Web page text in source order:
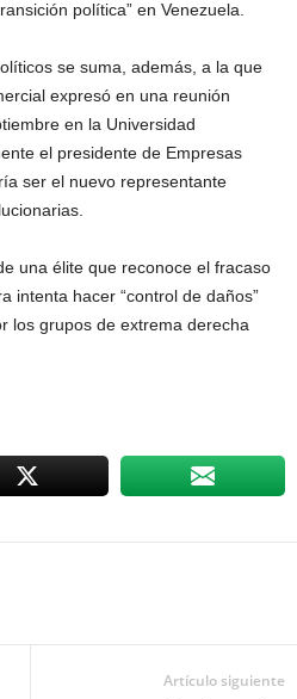
política” en Venezuela.
se suma, además, a la que
expresó en una reunión
en la Universidad
el presidente de Empresas
ser el nuevo representante
una élite que reconoce el fracaso
intenta hacer “control de daños”
los grupos de extrema derecha
Artículo siguiente